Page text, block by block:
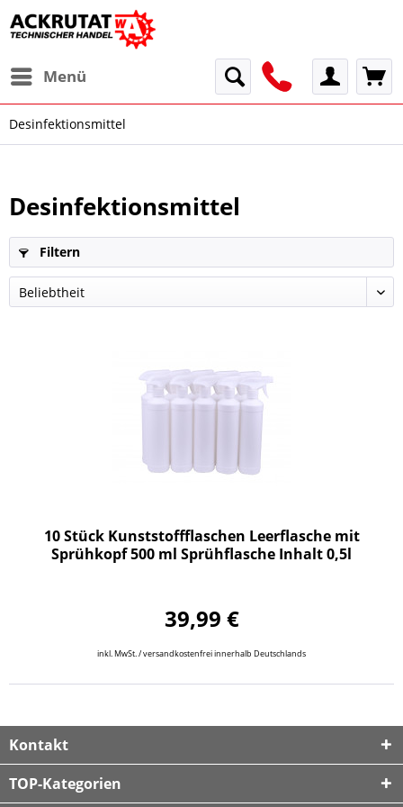
Menü
Desinfektionsmittel
Desinfektionsmittel
Filtern
10 Stück Kunststoffflaschen Leerflasche mit
Sprühkopf 500 ml Sprühflasche Inhalt 0,5l
39,99 €
inkl. MwSt. / versandkostenfrei innerhalb Deutschlands
Kontakt
TOP-Kategorien